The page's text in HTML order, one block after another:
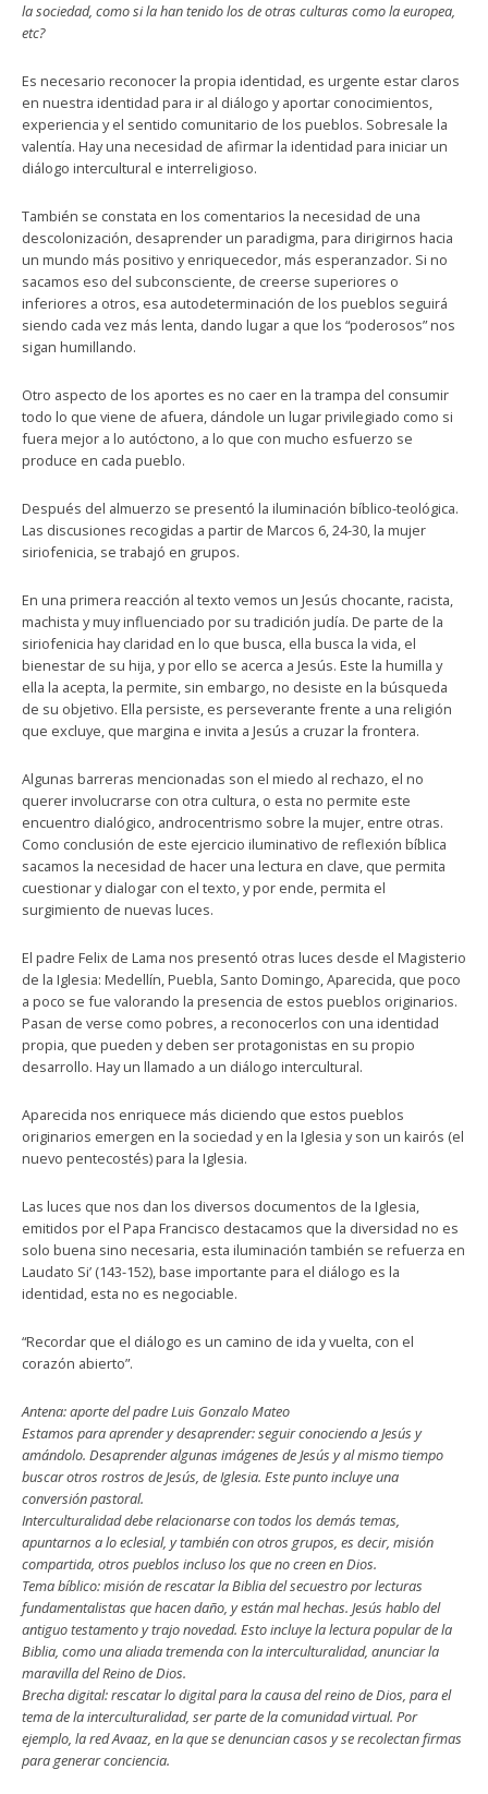
la sociedad, como si la han tenido los de otras culturas como la europea,
etc?
Es necesario reconocer la propia identidad, es urgente estar claros
en nuestra identidad para ir al diálogo y aportar conocimientos,
experiencia y el sentido comunitario de los pueblos. Sobresale la
valentía. Hay una necesidad de afirmar la identidad para iniciar un
diálogo intercultural e interreligioso.
También se constata en los comentarios la necesidad de una
descolonización, desaprender un paradigma, para dirigirnos hacia
un mundo más positivo y enriquecedor, más esperanzador. Si no
sacamos eso del subconsciente, de creerse superiores o
inferiores a otros, esa autodeterminación de los pueblos seguirá
siendo cada vez más lenta, dando lugar a que los “poderosos” nos
sigan humillando.
Otro aspecto de los aportes es no caer en la trampa del consumir
todo lo que viene de afuera, dándole un lugar privilegiado como si
fuera mejor a lo autóctono, a lo que con mucho esfuerzo se
produce en cada pueblo.
Después del almuerzo se presentó la iluminación bíblico-teológica.
Las discusiones recogidas a partir de Marcos 6, 24-30, la mujer
siriofenicia, se trabajó en grupos.
En una primera reacción al texto vemos un Jesús chocante, racista,
machista y muy influenciado por su tradición judía. De parte de la
siriofenicia hay claridad en lo que busca, ella busca la vida, el
bienestar de su hija, y por ello se acerca a Jesús. Este la humilla y
ella la acepta, la permite, sin embargo, no desiste en la búsqueda
de su objetivo. Ella persiste, es perseverante frente a una religión
que excluye, que margina e invita a Jesús a cruzar la frontera.
Algunas barreras mencionadas son el miedo al rechazo, el no
querer involucrarse con otra cultura, o esta no permite este
encuentro dialógico, androcentrismo sobre la mujer, entre otras.
Como conclusión de este ejercicio iluminativo de reflexión bíblica
sacamos la necesidad de hacer una lectura en clave, que permita
cuestionar y dialogar con el texto, y por ende, permita el
surgimiento de nuevas luces.
El padre Felix de Lama nos presentó otras luces desde el Magisterio
de la Iglesia: Medellín, Puebla, Santo Domingo, Aparecida, que poco
a poco se fue valorando la presencia de estos pueblos originarios.
Pasan de verse como pobres, a reconocerlos con una identidad
propia, que pueden y deben ser protagonistas en su propio
desarrollo. Hay un llamado a un diálogo intercultural.
Aparecida nos enriquece más diciendo que estos pueblos
originarios emergen en la sociedad y en la Iglesia y son un kairós (el
nuevo pentecostés) para la Iglesia.
Las luces que nos dan los diversos documentos de la Iglesia,
emitidos por el Papa Francisco destacamos que la diversidad no es
solo buena sino necesaria, esta iluminación también se refuerza en
Laudato Si’ (143-152), base importante para el diálogo es la
identidad, esta no es negociable.
“Recordar que el diálogo es un camino de ida y vuelta, con el
corazón abierto”.
Antena: aporte del padre Luis Gonzalo Mateo
Estamos para aprender y desaprender: seguir conociendo a Jesús y
amándolo. Desaprender algunas imágenes de Jesús y al mismo tiempo
buscar otros rostros de Jesús, de Iglesia. Este punto incluye una
conversión pastoral.
Interculturalidad debe relacionarse con todos los demás temas,
apuntarnos a lo eclesial, y también con otros grupos, es decir, misión
compartida, otros pueblos incluso los que no creen en Dios.
Tema bíblico: misión de rescatar la Biblia del secuestro por lecturas
fundamentalistas que hacen daño, y están mal hechas. Jesús hablo del
antiguo testamento y trajo novedad. Esto incluye la lectura popular de la
Biblia, como una aliada tremenda con la interculturalidad, anunciar la
maravilla del Reino de Dios.
Brecha digital: rescatar lo digital para la causa del reino de Dios, para el
tema de la interculturalidad, ser parte de la comunidad virtual. Por
ejemplo, la red Avaaz, en la que se denuncian casos y se recolectan firmas
para generar conciencia.